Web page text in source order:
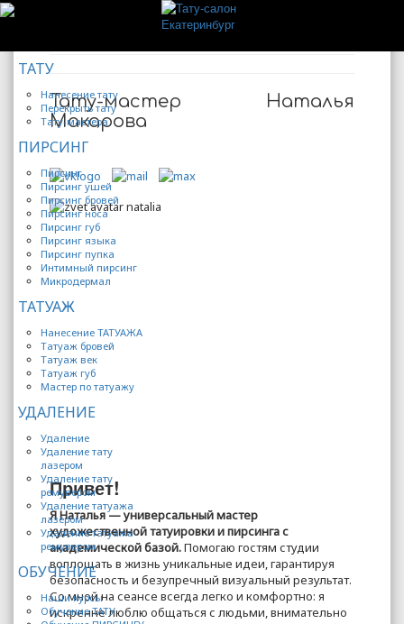
ТАТУ
Нанесение тату
Перекрыть тату
Тату-мастера
ПИРСИНГ
Пирсинг
Пирсинг ушей
Пирсинг бровей
Пирсинг носа
Пирсинг губ
Пирсинг языка
Пирсинг пупка
Интимный пирсинг
Микродермал
ТАТУАЖ
Нанесение ТАТУАЖА
Татуаж бровей
Татуаж век
Татуаж губ
Мастер по татуажу
УДАЛЕНИЕ
Удаление
Удаление тату
лазером
Удаление тату
ремувером
Удаление татуажа
лазером
Удаление татуажа
ремувером
ОБУЧЕНИЕ
Наши курсы
Обучение ТАТУ
Тату-мастер Наталья
Макарова
Привет!
Я Наталья — универсальный мастер
художественной татуировки и пирсинга с
академической базой.Помогаю гостям студии
воплощать в жизнь уникальные идеи, гарантируя
безопасность и безупречный визуальный результат.
Со мной на сеансе всегда легко и комфортно: я
искренне люблю общаться с людьми, внимательно